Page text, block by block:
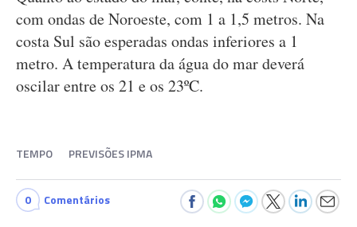
com ondas de Noroeste, com 1 a 1,5 metros. Na
costa Sul são esperadas ondas inferiores a 1
metro. A temperatura da água do mar deverá
oscilar entre os 21 e os 23ºC.
TEMPO PREVISÕES IPMA
0 Comentários